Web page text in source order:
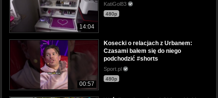
14:04
KatiGol83
480p
00:57
Kosecki o relacjach z Urbanem:
Czasami bałem się do niego
podchodzić #shorts
Sport.pl
480p